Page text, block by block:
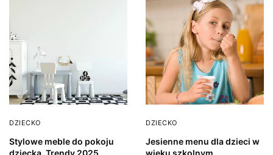
DZIECKO
Stylowe meble do pokoju
dziecka. Trendy 2025
DZIECKO
Jesienne menu dla dzieci w
wieku szkolnym